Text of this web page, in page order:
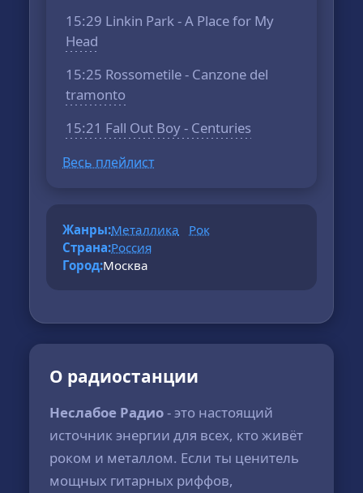
15:29 Linkin Park - A Place for My
Head
15:25 Rossometile - Canzone del
tramonto
15:21 Fall Out Boy - Centuries
Весь плейлист
Жанры:Металлика
Рок
Страна:Россия
Город:Москва
О радиостанции
Неслабое Радио- это настоящий
источник энергии для всех, кто живёт
роком и металлом. Если ты ценитель
мощных гитарных риффов,